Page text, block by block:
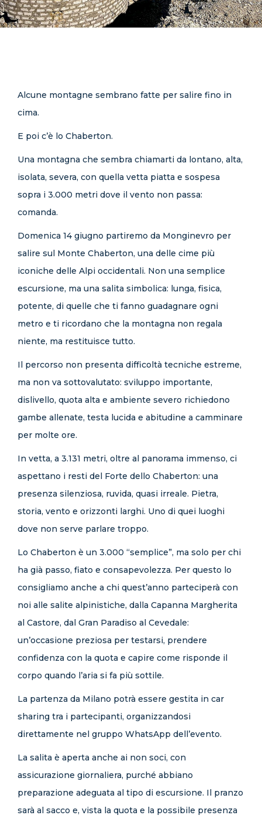
CONTATTI
Alcune montagne sembrano fatte per salire fino in
cima.
E poi c’è lo Chaberton.
Una montagna che sembra chiamarti da lontano, alta,
isolata, severa, con quella vetta piatta e sospesa
sopra i 3.000 metri dove il vento non passa:
comanda.
Domenica 14 giugno partiremo da Monginevro per
salire sul Monte Chaberton, una delle cime più
iconiche delle Alpi occidentali. Non una semplice
escursione, ma una salita simbolica: lunga, fisica,
potente, di quelle che ti fanno guadagnare ogni
metro e ti ricordano che la montagna non regala
niente, ma restituisce tutto.
Il percorso non presenta difficoltà tecniche estreme,
ma non va sottovalutato: sviluppo importante,
dislivello, quota alta e ambiente severo richiedono
gambe allenate, testa lucida e abitudine a camminare
per molte ore.
In vetta, a 3.131 metri, oltre al panorama immenso, ci
aspettano i resti del Forte dello Chaberton: una
presenza silenziosa, ruvida, quasi irreale. Pietra,
storia, vento e orizzonti larghi. Uno di quei luoghi
dove non serve parlare troppo.
Lo Chaberton è un 3.000 “semplice”, ma solo per chi
ha già passo, fiato e consapevolezza. Per questo lo
consigliamo anche a chi quest’anno parteciperà con
noi alle salite alpinistiche, dalla Capanna Margherita
al Castore, dal Gran Paradiso al Cevedale:
un’occasione preziosa per testarsi, prendere
confidenza con la quota e capire come risponde il
corpo quando l’aria si fa più sottile.
La partenza da Milano potrà essere gestita in car
sharing tra i partecipanti, organizzandosi
direttamente nel gruppo WhatsApp dell’evento.
La salita è aperta anche ai non soci, con
assicurazione giornaliera, purché abbiano
preparazione adeguata al tipo di escursione. Il pranzo
sarà al sacco e, vista la quota e la possibile presenza